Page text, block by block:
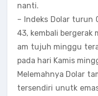
nanti.
– Indeks Dolar turun
43, kembali bergerak
am tujuh minggu
pada hari Kamis
Melemahnya Dolar
tersendiri unutk